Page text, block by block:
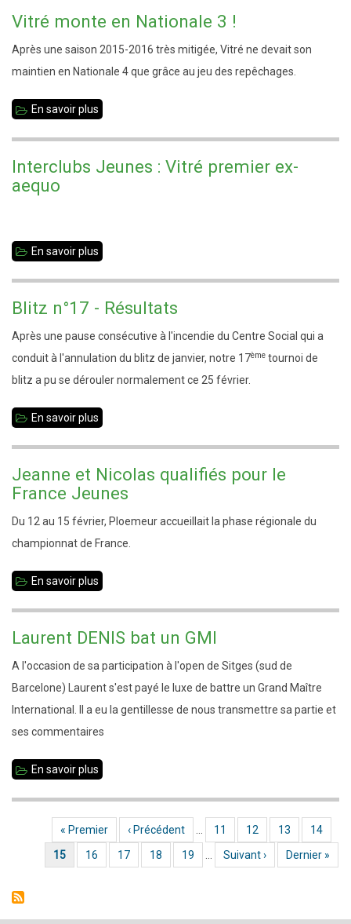
-
Résultats
Vitré monte en Nationale 3 !
Après une saison 2015-2016 très mitigée, Vitré ne devait son
maintien en Nationale 4 que grâce au jeu des repêchages.
En savoir plus
en
!
Interclubs Jeunes : Vitré premier ex-
aequo
En savoir plus
Vitré
premier
ex-
aequo
Blitz n°17 - Résultats
Après une pause consécutive à l'incendie du Centre Social qui a
conduit à l'annulation du blitz de janvier, notre 17ème tournoi de
blitz a pu se dérouler normalement ce 25 février.
En savoir plus
Jeanne et Nicolas qualifiés pour le
France Jeunes
Du 12 au 15 février, Ploemeur accueillait la phase régionale du
championnat de France.
En savoir plus
Nicolas
qualifiés
pour
le
France
Jeunes
Laurent DENIS bat un GMI
A l'occasion de sa participation à l'open de Sitges (sud de
Barcelone) Laurent s'est payé le luxe de battre un Grand Maître
International. Il a eu la gentillesse de nous transmettre sa partie et
ses commentaires
En savoir plus
bat
Pagination
Première page
« Premier Page précédente
‹ Précédent Page
11 Page
12 Page
13 Page
14
Page courante
15 Page
16 Page
17 Page
18 Page
19 Page suivante
Suivant › Dernière page
Dernier »